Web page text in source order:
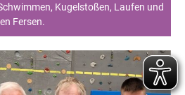
Kugelstoßen, Laufen und
Fersen.